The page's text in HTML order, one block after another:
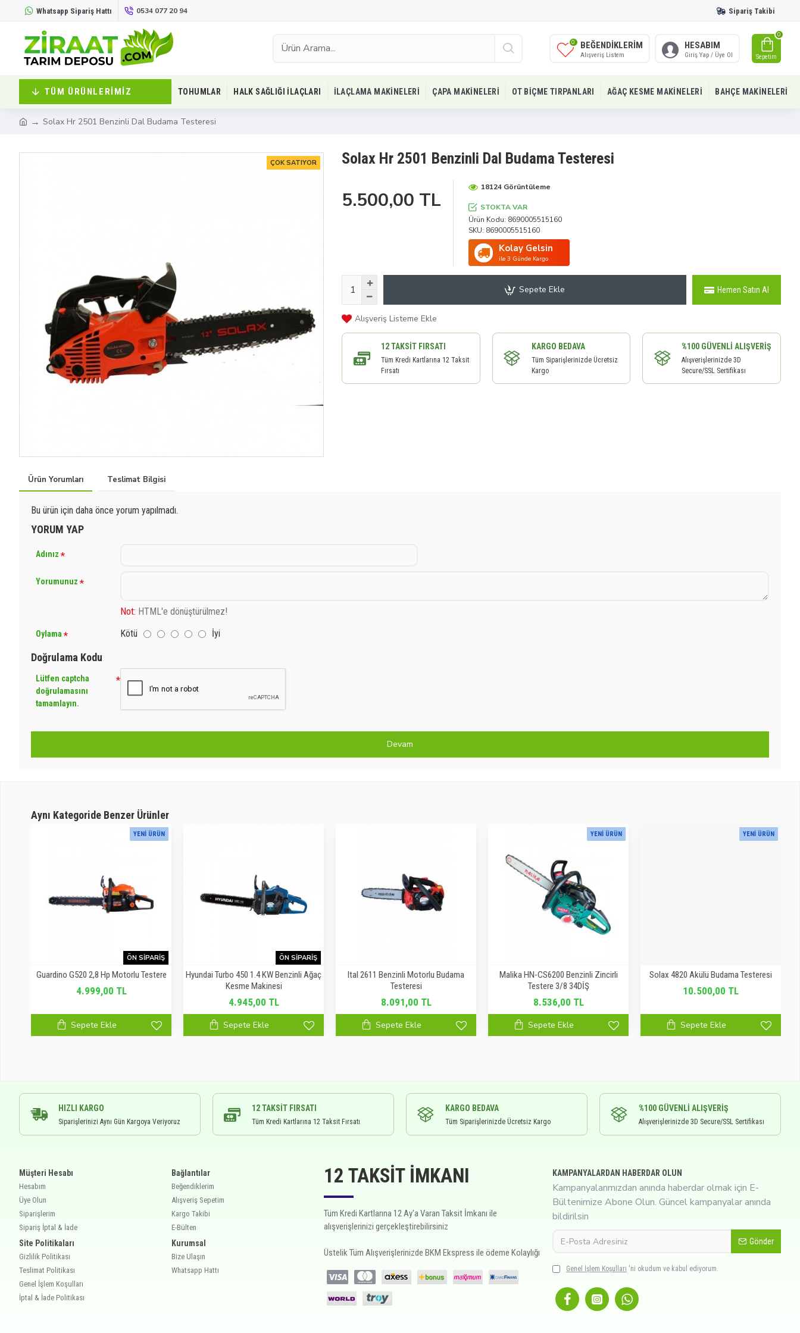
Whatsapp Sipariş Hattı 0534 077 20 94 Sipariş Takibi
BEĞENDIKLERIM
Alışveriş Listem
0 HESABIM
Giriş Yap / Üye Ol Sepetim
0
TÜM ÜRÜNLERIMIZ TOHUMLAR HALK SAĞLIĞI İLAÇLARI İLAÇLAMA MAKINELERI ÇAPA MAKINELERI OT BIÇME TIRPANLARI AĞAÇ KESME MAKINELERI BAHÇE MAKINELERI
Solax Hr 2501 Benzinli Dal Budama Testeresi
ÇOK SATIYOR Solax Hr 2501 Benzinli Dal Budama Testeresi
5.500,00 TL
STOKTA VAR
Ürün Kodu: 8690005515160
SKU: 8690005515160
Kolay Gelsin
ile 3 Günde Kargo
18124 Görüntüleme
Sepete Ekle Hemen Satın Al
Alışveriş Listeme Ekle
12 TAKSIT FIRSATI
Tüm Kredi Kartlarına 12 Taksit
Fırsatı
KARGO BEDAVA
Tüm Siparişlerinizde Ücretsiz
Kargo
%100 GÜVENLI ALIŞVERIŞ
Alışverişlerinizde 3D
Secure/SSL Sertifikası
Ürün Yorumları Teslimat Bilgisi
Bu ürün için daha önce yorum yapılmadı.
YORUM YAP
Adınız
Yorumunuz
Not: HTML'e dönüştürülmez!
Oylama Kötü İyi
Doğrulama Kodu
Lütfen captcha
doğrulamasını
tamamlayın.
Devam
Aynı Kategoride Benzer Ürünler
YENI ÜRÜN
ÖN SIPARIŞ
Guardino G520 2,8 Hp Motorlu Testere
4.999,00 TL
Sepete Ekle
ÖN SIPARIŞ
Hyundai Turbo 450 1.4 KW Benzinli Ağaç
Kesme Makinesi
4.945,00 TL
Sepete Ekle
Ital 2611 Benzinli Motorlu Budama
Testeresi
8.091,00 TL
Sepete Ekle
YENI ÜRÜN
Malika HN-CS6200 Benzinli Zincirli
Testere 3/8 34DİŞ
8.536,00 TL
Sepete Ekle
YENI ÜRÜN
Solax 4820 Akülü Budama Testeresi
10.500,00 TL
Sepete Ekle
HIZLI KARGO
Siparişlerinizi Aynı Gün Kargoya Veriyoruz
12 TAKSIT FIRSATI
Tüm Kredi Kartlarına 12 Taksit Fırsatı
KARGO BEDAVA
Tüm Siparişlerinizde Ücretsiz Kargo
%100 GÜVENLI ALIŞVERIŞ
Alışverişlerinizde 3D Secure/SSL Sertifikası
Müşteri Hesabı
Hesabım
Üye Olun
Siparişlerim
Sipariş İptal & İade
Site Politikaları
Gizlilik Politikası
Teslimat Politikası
Genel İşlem Koşulları
İptal & İade Politikası
Bağlantılar
Beğendiklerim
Alışveriş Sepetim
Kargo Takibi
E-Bülten
Kurumsal
Bize Ulaşın
Whatsapp Hattı
12 TAKSIT İMKANI
Tüm Kredi Kartlarına 12 Ay'a Varan Taksit İmkanı ile
alışverişlerinizi gerçekleştirebilirsiniz
Üstelik Tüm Alışverişlerinizde BKM Ekspress ile ödeme Kolaylığı
KAMPANYALARDAN HABERDAR OLUN
Kampanyalarımızdan anında haberdar olmak için E-
Bültenimize Abone Olun. Güncel kampanyalar anında
bildirilsin
Gönder
Genel İşlem Koşulları 'ni okudum ve kabul ediyorum.